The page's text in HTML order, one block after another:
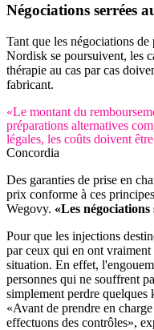
Négociations serrées
Tant que les négociations
Nordisk se poursuivent, les
thérapie au cas par cas
fabricant.
«Le montant du
préparations alternatives
légales, les coûts doivent
Concordia
Des garanties de prise en
prix conforme à ces
Wegovy. «Les
Pour que les injections
par ceux qui en ont
situation. En effet,
personnes qui ne souffrent
simplement perdre quelques
«Avant de prendre en
effectuons des contrôles»,